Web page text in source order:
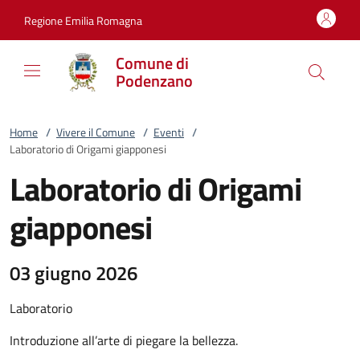
Regione Emilia Romagna
Comune di
Podenzano
Home / Vivere il Comune / Eventi /
Laboratorio di Origami giapponesi
Laboratorio di Origami
giapponesi
03 giugno 2026
Laboratorio
Introduzione all’arte di piegare la bellezza.